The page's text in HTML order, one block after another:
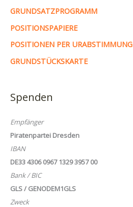
GRUNDSATZPROGRAMM
POSITIONSPAPIERE
POSITIONEN PER URABSTIMMUNG
GRUNDSTÜCKSKARTE
Spenden
Empfänger
Piratenpartei Dresden
IBAN
DE33 4306 0967 1329 3957 00
Bank / BIC
GLS / GENODEM1GLS
Zweck